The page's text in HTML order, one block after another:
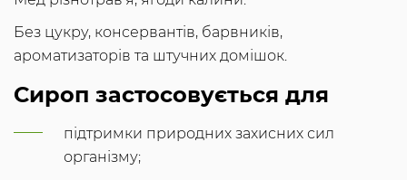
Без цукру, консервантів, барвників,
ароматизаторів та штучних домішок.
Сироп застосовується для
підтримки природних захисних сил
організму;